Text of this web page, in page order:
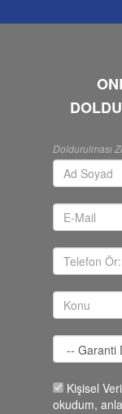
Doldurulması
Kişisel
okudum,